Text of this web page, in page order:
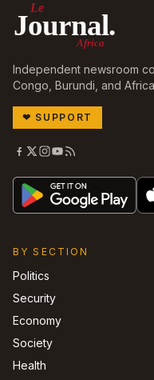
Le
Journal.
Africa
Independent newsroom
Congo, Burundi, and
❤ SUPPORT
BY SECTION
Politics
Security
Economy
Society
Health